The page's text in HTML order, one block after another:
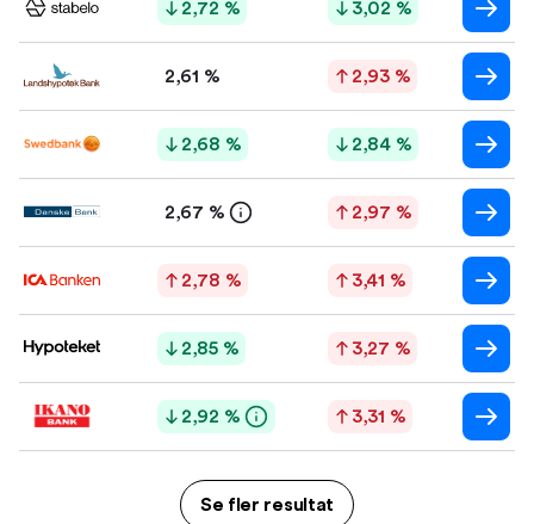
2,72 % 3,02 %
2,61 % 2,93 %
2,68 % 2,84 %
2,67 % 2,97 %
2,78 % 3,41 %
2,85 % 3,27 %
2,92 % 3,31 %
Se fler resultat